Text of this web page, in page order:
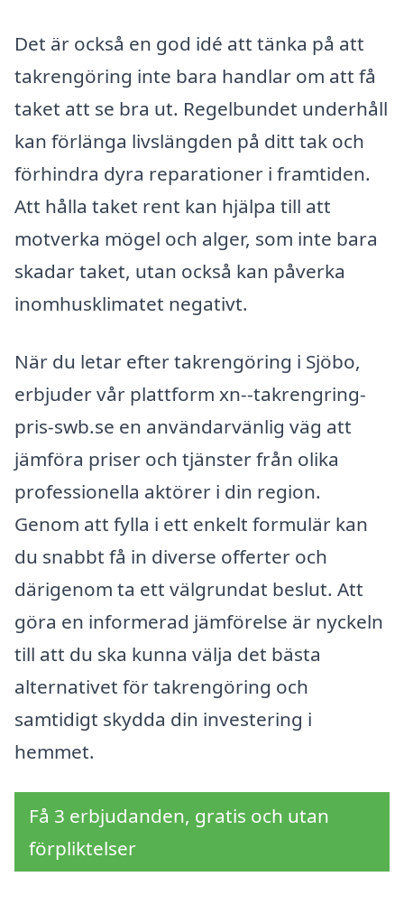
Det är också en god idé att tänka på att
takrengöring inte bara handlar om att få
taket att se bra ut. Regelbundet underhåll
kan förlänga livslängden på ditt tak och
förhindra dyra reparationer i framtiden.
Att hålla taket rent kan hjälpa till att
motverka mögel och alger, som inte bara
skadar taket, utan också kan påverka
inomhusklimatet negativt.
När du letar efter takrengöring i Sjöbo,
erbjuder vår plattform xn--takrengring-
pris-swb.se en användarvänlig väg att
jämföra priser och tjänster från olika
professionella aktörer i din region.
Genom att fylla i ett enkelt formulär kan
du snabbt få in diverse offerter och
därigenom ta ett välgrundat beslut. Att
göra en informerad jämförelse är nyckeln
till att du ska kunna välja det bästa
alternativet för takrengöring och
samtidigt skydda din investering i
hemmet.
Få 3 erbjudanden, gratis och utan
förpliktelser